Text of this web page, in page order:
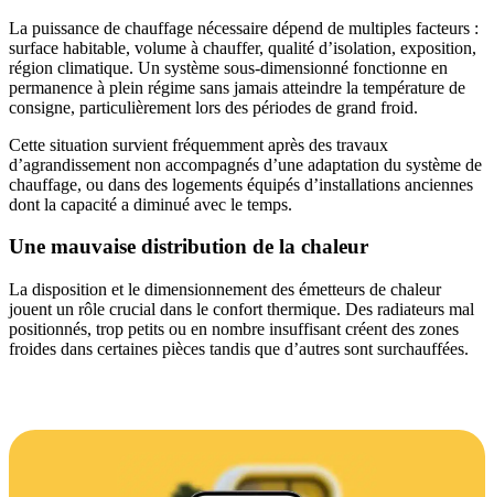
La puissance de chauffage nécessaire dépend de multiples facteurs :
surface habitable, volume à chauffer, qualité d’isolation, exposition,
région climatique. Un système sous-dimensionné fonctionne en
permanence à plein régime sans jamais atteindre la température de
consigne, particulièrement lors des périodes de grand froid.
Cette situation survient fréquemment après des travaux
d’agrandissement non accompagnés d’une adaptation du système de
chauffage, ou dans des logements équipés d’installations anciennes
dont la capacité a diminué avec le temps.
Une mauvaise distribution de la chaleur
La disposition et le dimensionnement des émetteurs de chaleur
jouent un rôle crucial dans le confort thermique. Des radiateurs mal
positionnés, trop petits ou en nombre insuffisant créent des zones
froides dans certaines pièces tandis que d’autres sont surchauffées.